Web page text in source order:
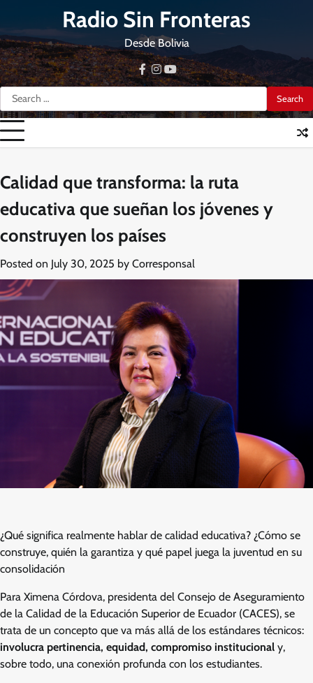
content
Radio Sin Fronteras
Desde Bolivia
Search
for:
facebook
instagram
youtube
Calidad que transforma: la ruta
educativa que sueñan los jóvenes y
construyen los países
Posted on July 30, 2025 by Corresponsal
¿Qué significa realmente hablar de calidad educativa? ¿Cómo se
construye, quién la garantiza y qué papel juega la juventud en su
consolidación
Para Ximena Córdova, presidenta del Consejo de Aseguramiento
de la Calidad de la Educación Superior de Ecuador (CACES), se
trata de un concepto que va más allá de los estándares técnicos:
involucra pertinencia, equidad, compromiso institucional y,
sobre todo, una conexión profunda con los estudiantes.